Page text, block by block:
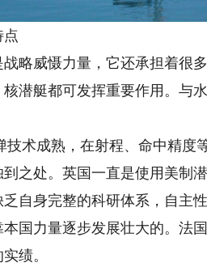
威慑力量，它还承担着很
潜艇都可发挥重要作用。与
术成熟，在射程、命中精度
之处。英国一直是使用美制
自身完整的科研体系，自主
国力量逐步发展壮大的。法
绩。